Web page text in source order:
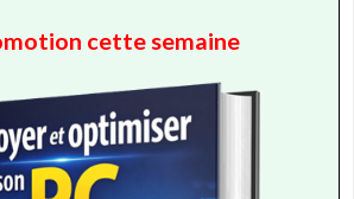
cette semaine